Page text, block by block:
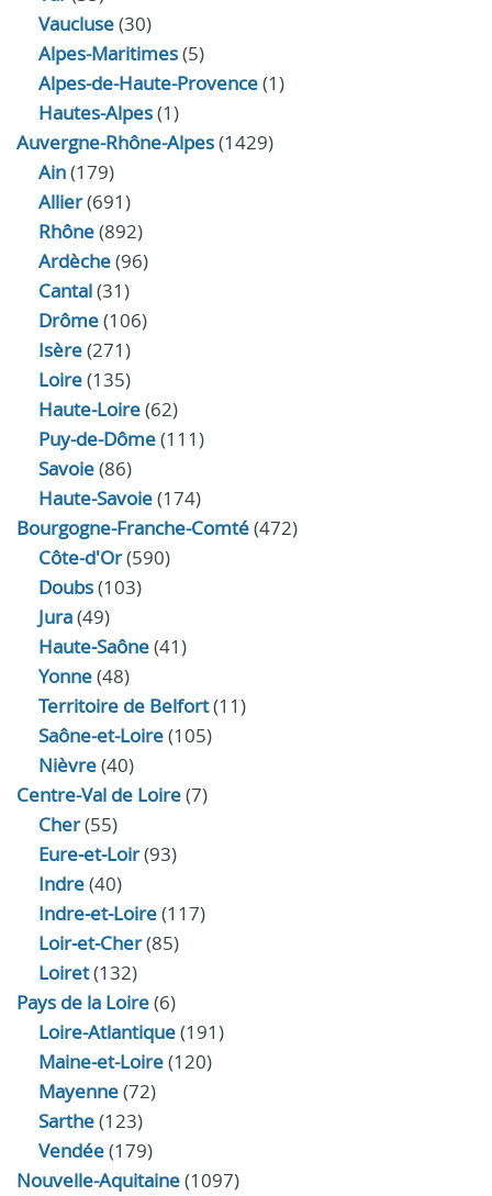
Vaucluse(30)
Alpes-Maritimes(5)
Alpes-de-Haute-Provence(1)
Hautes-Alpes(1)
Auvergne-Rhône-Alpes(1429)
Ain(179)
Allier(691)
Rhône(892)
Ardèche(96)
Cantal(31)
Drôme(106)
Isère(271)
Loire(135)
Haute-Loire(62)
Puy-de-Dôme(111)
Savoie(86)
Haute-Savoie(174)
Bourgogne-Franche-Comté(472)
Côte-d'Or(590)
Doubs(103)
Jura(49)
Haute‑Saône(41)
Yonne(48)
Territoire de Belfort(11)
Saône-et-Loire(105)
Nièvre(40)
Centre-Val de Loire(7)
Cher(55)
Eure‑et‑Loir(93)
Indre(40)
Indre‑et‑Loire(117)
Loir‑et‑Cher(85)
Loiret(132)
Pays de la Loire(6)
Loire-Atlantique(191)
Maine-et-Loire(120)
Mayenne(72)
Sarthe(123)
Vendée(179)
Nouvelle-Aquitaine(1097)